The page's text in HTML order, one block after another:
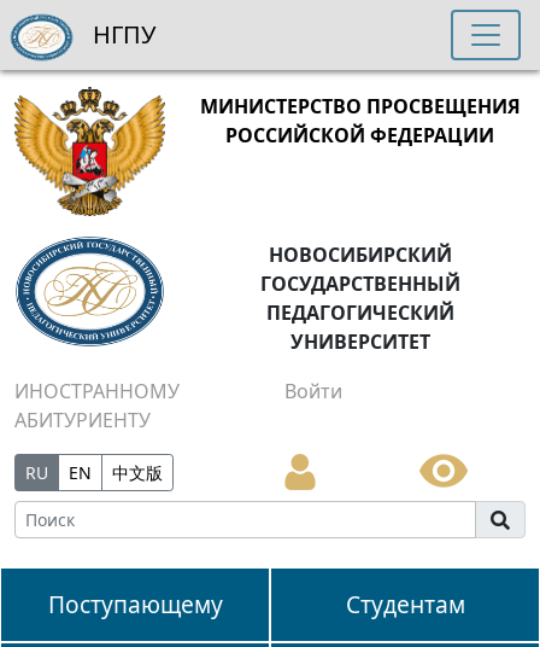
МИНИСТЕРСТВО ПРОСВЕЩЕНИЯ
РОССИЙСКОЙ ФЕДЕРАЦИИ
НОВОСИБИРСКИЙ
ГОСУДАРСТВЕННЫЙ
ПЕДАГОГИЧЕСКИЙ
УНИВЕРСИТЕТ
ИНОСТРАННОМУ
АБИТУРИЕНТУ
Войти
RU EN 中文版
Поступающему Студентам
НГПУ